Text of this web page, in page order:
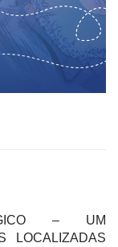
– UM
LOCALIZADAS